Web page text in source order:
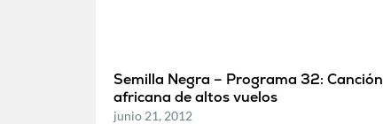
Semilla Negra – Programa 32: Canción
africana de altos vuelos
junio 21, 2012